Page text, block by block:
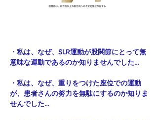
・私は、なぜ、SLR運動が股関節にとって無
意味な運動であるのか知りませんでした…
・私は、なぜ、重りをつけた座位での運動
が、患者さんの努力を無駄にするのか知りま
せんでした…